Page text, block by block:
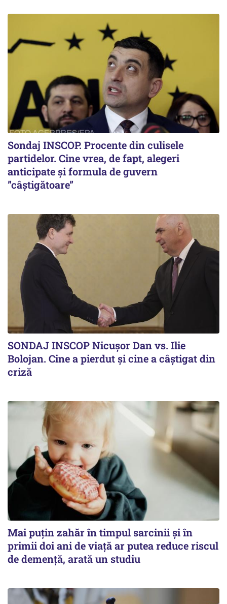
Sondaj INSCOP. Procente din culisele
partidelor. Cine vrea, de fapt, alegeri
anticipate și formula de guvern
”câștigătoare”
SONDAJ INSCOP Nicușor Dan vs. Ilie
Bolojan. Cine a pierdut și cine a câștigat din
criză
Mai puțin zahăr în timpul sarcinii și în
primii doi ani de viață ar putea reduce riscul
de demență, arată un studiu